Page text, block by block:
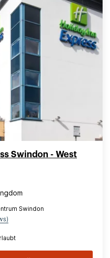
Swindon - West
Swindon